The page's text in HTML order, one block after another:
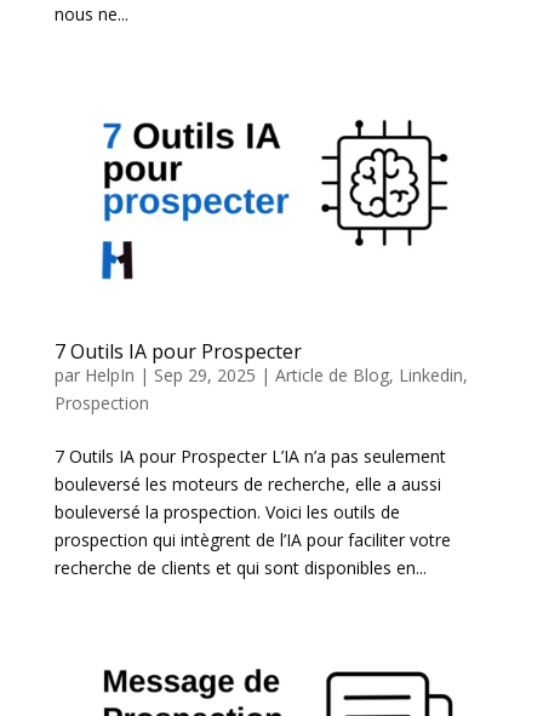
nous ne...
7 Outils IA pour Prospecter
par HelpIn | Sep 29, 2025 | Article de Blog, Linkedin,
Prospection
7 Outils IA pour Prospecter L’IA n’a pas seulement
bouleversé les moteurs de recherche, elle a aussi
bouleversé la prospection. Voici les outils de
prospection qui intègrent de l’IA pour faciliter votre
recherche de clients et qui sont disponibles en...